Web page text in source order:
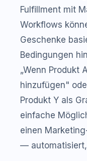
Fulfillment mit
Workflows
Geschenke
Bedingungen
„Wenn Produkt
hinzufügen"
Produkt Y als
einfache
einen
— automatisiert,